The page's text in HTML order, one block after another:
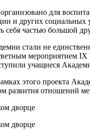
для
и других социальных
себя частью большой
стали не
мероприятием IX
учащиеся
этого проекта
развития отношений